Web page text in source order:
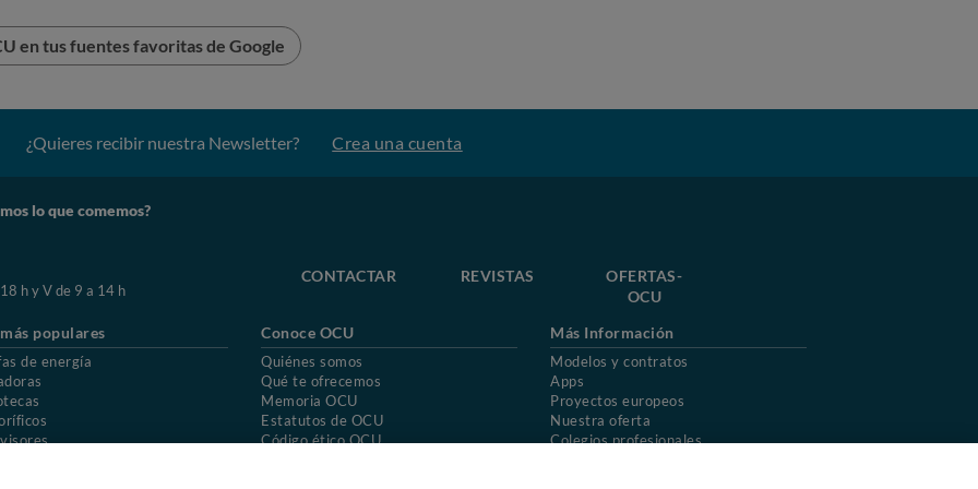
en tus fuentes favoritas de Google
¿Quieres recibir nuestra Newsletter? Crea una cuenta
lo que comemos?
h y V de 9 a 14 h
CONTACTAR REVISTAS
OFERTAS-
OCU
populares
de energía
Conoce OCU
Quiénes somos
Qué te ofrecemos
Memoria OCU
Estatutos de OCU
Código ético OCU
Más Información
Modelos y contratos
Apps
Proyectos europeos
Nuestra oferta
Colegios profesionales